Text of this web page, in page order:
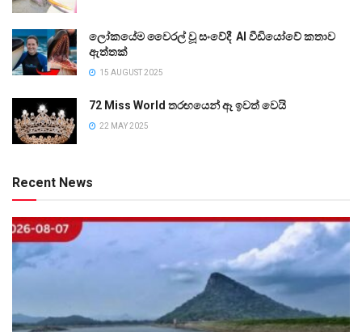
ලෝකයේම වෛරල් වූ සංවේදී AI වීඩියෝවේ කතාව
ඇත්තක්
15 AUGUST 2025
72 Miss World තරඟයෙන් ඈ ඉවත් වෙයි
22 MAY 2025
Recent News